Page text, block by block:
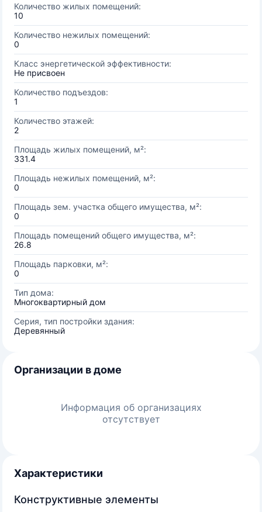
Количество жилых помещений:
10
Количество нежилых помещений:
0
Класс энергетической эффективности:
Не присвоен
Количество подъездов:
1
Количество этажей:
2
Площадь жилых помещений, м²:
331.4
Площадь нежилых помещений, м²:
0
Площадь зем. участка общего имущества, м²:
0
Площадь помещений общего имущества, м²:
26.8
Площадь парковки, м²:
0
Тип дома:
Многоквартирный дом
Серия, тип постройки здания:
Деревянный
Организации в доме
Информация об организациях
отсутствует
Характеристики
Конструктивные элементы